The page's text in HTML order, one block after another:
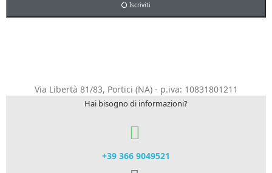
Iscriviti
Via Libertà 81/83, Portici (NA) - p.iva: 10831801211
Hai bisogno di informazioni?
+39 366 9049521​